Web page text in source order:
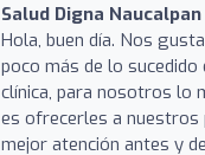
Salud Digna Naucalpan
Hola, buen día. Nos
poco más de lo sucedido
clínica, para nosotros lo
es ofrecerles a nuestros
mejor atención antes y